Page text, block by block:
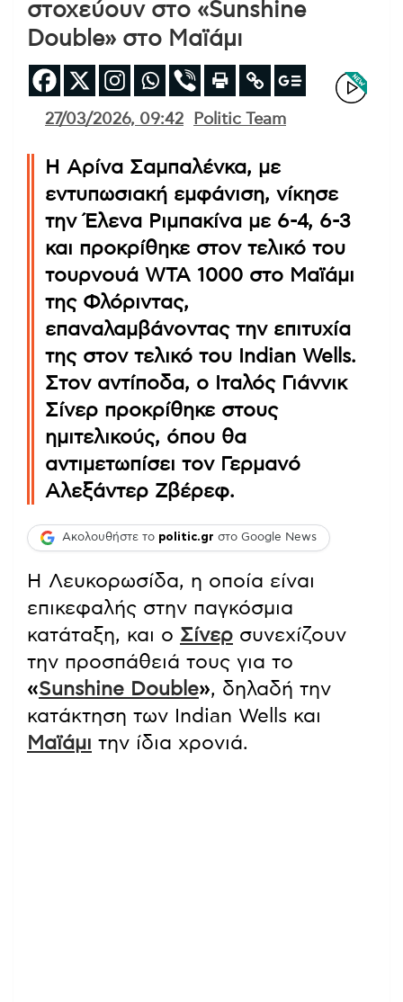
στοχεύουν στο «Sunshine
Double» στο Μαϊάμι
27/03/2026, 09:42 Politic Team
Η Αρίνα Σαμπαλένκα, με
εντυπωσιακή εμφάνιση, νίκησε
την Έλενα Ριμπακίνα με 6-4, 6-3
και προκρίθηκε στον τελικό του
τουρνουά WTA 1000 στο Μαϊάμι
της Φλόριντας,
επαναλαμβάνοντας την επιτυχία
της στον τελικό του Indian Wells.
Στον αντίποδα, ο Ιταλός Γιάννικ
Σίνερ προκρίθηκε στους
ημιτελικούς, όπου θα
αντιμετωπίσει τον Γερμανό
Αλεξάντερ Ζβέρεφ.
Ακολουθήστε το politic.gr στο Google News
Η Λευκορωσίδα, η οποία είναι
επικεφαλής στην παγκόσμια
κατάταξη, και ο Σίνερ συνεχίζουν
την προσπάθειά τους για το
«Sunshine Double», δηλαδή την
κατάκτηση των Indian Wells και
Μαϊάμι την ίδια χρονιά.